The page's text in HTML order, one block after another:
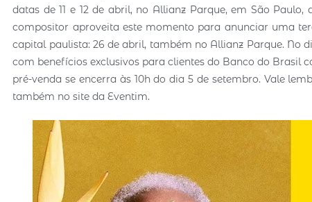
datas de 11 e 12 de abril, no Allianz Parque, em São
compositor aproveita este momento para anunciar uma
capital paulista: 26 de abril, também no Allianz Parque. No
com benefícios exclusivos para clientes do Banco do Brasil
pré-venda se encerra às 10h do dia 5 de setembro. Vale
também no site da Eventim.